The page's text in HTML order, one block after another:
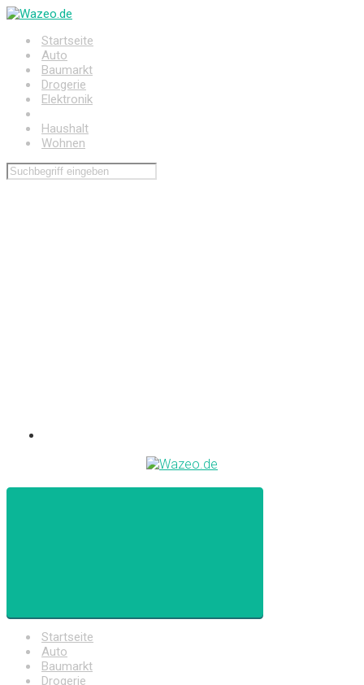
Zum
springenStartseite
Auto
Baumarkt
Drogerie
Elektronik
Haushalt
Wohnen
Startseite
Auto
Baumarkt
Drogerie